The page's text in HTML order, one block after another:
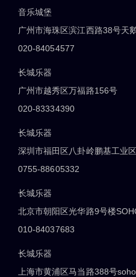
音乐城堡
广州市海珠区滨江西路38号天
020-84054577
长城乐器
广州市越秀区万福路156号
020-83334390
长城乐器
深圳市福田区八卦岭鹏基工业
0755-88605332
长城乐器
北京市朝阳区光华路9号楼
010-84037683
长城乐器
上海市黄浦区马当路388号